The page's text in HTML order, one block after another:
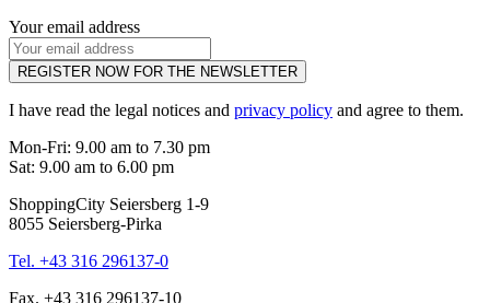
Your email address
REGISTER NOW FOR THE NEWSLETTER
I have read the legal notices and privacy policy and agree to them.
Mon-Fri: 9.00 am to 7.30 pm
Sat: 9.00 am to 6.00 pm
ShoppingCity Seiersberg 1-9
8055 Seiersberg-Pirka
Tel. +43 316 296137-0
Fax. +43 316 296137-10